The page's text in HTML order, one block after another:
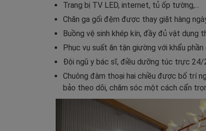
Trang bị TV LED, internet, tủ ốp tường,...
Chăn ga gối đệm được thay giặt hàng
Buồng vệ sinh khép kín, đầy đủ vật dụng
Phục vụ suất ăn tận giường với khẩu
Đội ngũ y bác sĩ, điều dưỡng túc trực 24/
Chuông đàm thoại hai chiều được bố trí
bảo theo dõi, chăm sóc một cách cẩn